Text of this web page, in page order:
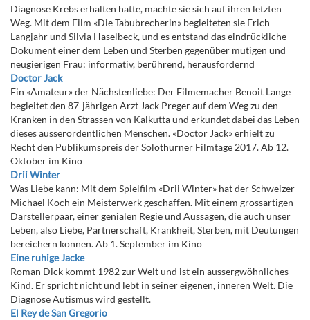
Diagnose Krebs erhalten hatte, machte sie sich auf ihren letzten
Weg. Mit dem Film «Die Tabubrecherin» begleiteten sie Erich
Langjahr und Silvia Haselbeck, und es entstand das eindrückliche
Dokument einer dem Leben und Sterben gegenüber mutigen und
neugierigen Frau: informativ, berührend, herausfordernd
Doctor Jack
Ein «Amateur» der Nächstenliebe: Der Filmemacher Benoit Lange
begleitet den 87-jährigen Arzt Jack Preger auf dem Weg zu den
Kranken in den Strassen von Kalkutta und erkundet dabei das Leben
dieses ausserordentlichen Menschen. «Doctor Jack» erhielt zu
Recht den Publikumspreis der Solothurner Filmtage 2017. Ab 12.
Oktober im Kino
Drii Winter
Was Liebe kann: Mit dem Spielfilm «Drii Winter» hat der Schweizer
Michael Koch ein Meisterwerk geschaffen. Mit einem grossartigen
Darstellerpaar, einer genialen Regie und Aussagen, die auch unser
Leben, also Liebe, Partnerschaft, Krankheit, Sterben, mit Deutungen
bereichern können. Ab 1. September im Kino
Eine ruhige Jacke
Roman Dick kommt 1982 zur Welt und ist ein aussergwöhnliches
Kind. Er spricht nicht und lebt in seiner eigenen, inneren Welt. Die
Diagnose Autismus wird gestellt.
El Rey de San Gregorio